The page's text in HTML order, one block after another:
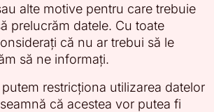
alte motive pentru care trebuie
prelucrăm datele. Cu toate
că nu ar trebui să le
să ne informați.
restricționa utilizarea datelor
că acestea vor putea fi